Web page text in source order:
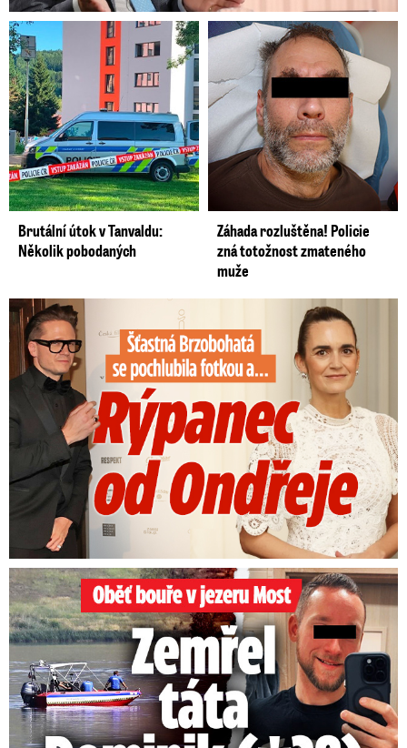
Brutální útok v Tanvaldu:
Několik pobodaných
Záhada rozluštěna! Policie
zná totožnost zmateného
muže
Šťastná Brzobohatá se pochlubila fotkou: Rýpanec od Ondřeje
Oběť bouře v jezeru Most: Zemřel táta Dominik (†28)